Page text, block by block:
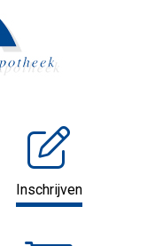
Inschrijven